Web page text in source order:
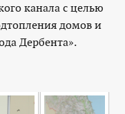
канала с целью
домов и
Дербента».